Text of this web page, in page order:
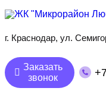
содержанию
г. Краснодар, ул.
Заказать
звонок